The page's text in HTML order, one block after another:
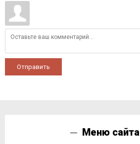
Отправить
Меню сайта